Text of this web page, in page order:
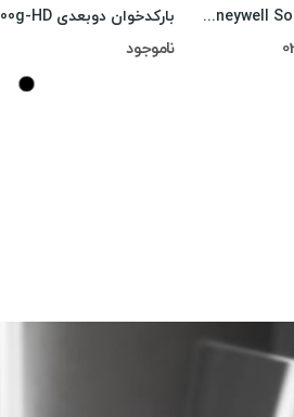
بارکدخوان دوبعدی Honeywell Solaris 7980g
ناموجود